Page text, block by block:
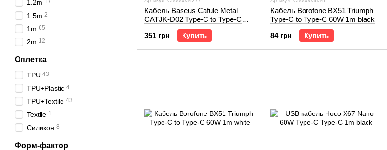
Кабель Baseus Cafule Metal
CATJK-D02 Type-C to Type-C
100W 2m white
351 грн
Купить
Кабель Borofone BX51 Triumph
Type-C to Type-C 60W 1m black
84 грн
Купить
1.2m 17
1.5m 2
1m 65
2m 12
Оплетка
TPU 43
TPU+Plastic 4
TPU+Textile 43
Textile 1
Силикон 8
Форм-фактор